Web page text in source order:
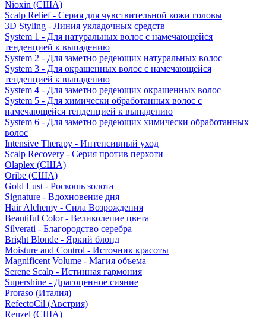
Nioxin (США)
Scalp Relief - Серия для чувствительной кожи головы
3D Styling - Линия укладочных средств
System 1 - Для натуральных волос с намечающейся
тенденцией к выпадению
System 2 - Для заметно редеющих натуральных волос
System 3 - Для окрашенных волос с намечающейся
тенденцией к выпадению
System 4 - Для заметно редеющих окрашенных волос
System 5 - Для химически обработанных волос с
намечающейся тенденцией к выпадению
System 6 - Для заметно редеющих химически обработанных
волос
Intensive Therapy - Интенсивный уход
Scalp Recovery - Серия против перхоти
Olaplex (США)
Oribe (США)
Gold Lust - Роскошь золота
Signature - Вдохновение дня
Hair Alchemy - Сила Возрождения
Beautiful Color - Великолепие цвета
Silverati - Благородство серебра
Bright Blonde - Яркий блонд
Moisture and Control - Источник красоты
Magnificent Volume - Магия объема
Serene Scalp - Истинная гармония
Supershine - Драгоценное сияние
Proraso (Италия)
RefectoCil (Австрия)
Reuzel (США)